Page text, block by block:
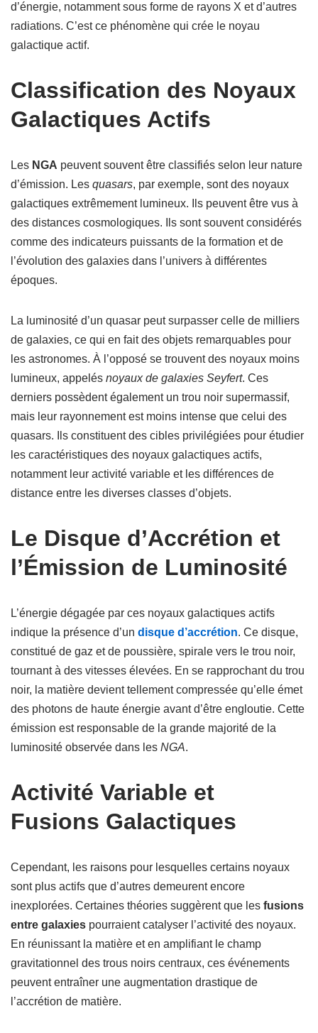
d’énergie, notamment sous forme de rayons X et d’autres
radiations. C’est ce phénomène qui crée le noyau
galactique actif.
Classification des Noyaux
Galactiques Actifs
Les NGA peuvent souvent être classifiés selon leur nature
d’émission. Les quasars, par exemple, sont des noyaux
galactiques extrêmement lumineux. Ils peuvent être vus à
des distances cosmologiques. Ils sont souvent considérés
comme des indicateurs puissants de la formation et de
l’évolution des galaxies dans l’univers à différentes
époques.
La luminosité d’un quasar peut surpasser celle de milliers
de galaxies, ce qui en fait des objets remarquables pour
les astronomes. À l’opposé se trouvent des noyaux moins
lumineux, appelés noyaux de galaxies Seyfert. Ces
derniers possèdent également un trou noir supermassif,
mais leur rayonnement est moins intense que celui des
quasars. Ils constituent des cibles privilégiées pour étudier
les caractéristiques des noyaux galactiques actifs,
notamment leur activité variable et les différences de
distance entre les diverses classes d’objets.
Le Disque d’Accrétion et
l’Émission de Luminosité
L’énergie dégagée par ces noyaux galactiques actifs
indique la présence d’un disque d’accrétion. Ce disque,
constitué de gaz et de poussière, spirale vers le trou noir,
tournant à des vitesses élevées. En se rapprochant du trou
noir, la matière devient tellement compressée qu’elle émet
des photons de haute énergie avant d’être engloutie. Cette
émission est responsable de la grande majorité de la
luminosité observée dans les NGA.
Activité Variable et
Fusions Galactiques
Cependant, les raisons pour lesquelles certains noyaux
sont plus actifs que d’autres demeurent encore
inexplorées. Certaines théories suggèrent que les fusions
entre galaxies pourraient catalyser l’activité des noyaux.
En réunissant la matière et en amplifiant le champ
gravitationnel des trous noirs centraux, ces événements
peuvent entraîner une augmentation drastique de
l’accrétion de matière.